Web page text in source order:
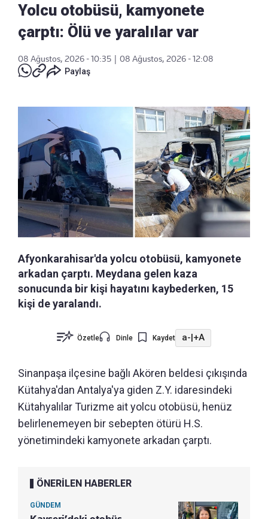
Yolcu otobüsü, kamyonete
çarptı: Ölü ve yaralılar var
08 Ağustos, 2026 - 10:35
08 Ağustos, 2026 - 12:08
Paylaş
Afyonkarahisar'da yolcu otobüsü, kamyonete
arkadan çarptı. Meydana gelen kaza
sonucunda bir kişi hayatını kaybederken, 15
kişi de yaralandı.
Özetle Dinle Kaydet a- +A
Sinanpaşa ilçesine bağlı Akören beldesi çıkışında
Kütahya'dan Antalya'ya giden Z.Y. idaresindeki
Kütahyalılar Turizme ait yolcu otobüsü, henüz
belirlenemeyen bir sebepten ötürü H.S.
yönetimindeki kamyonete arkadan çarptı.
ÖNERİLEN HABERLER
GÜNDEM